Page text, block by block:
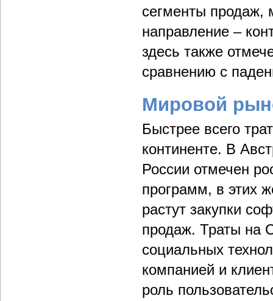
сегменты продаж,
направление –
здесь также
сравнению с
Мировой
Быстрее всего
континенте. В
России отмечен
программ, в этих
растут закупки
продаж. Траты на
социальных
компанией и
роль